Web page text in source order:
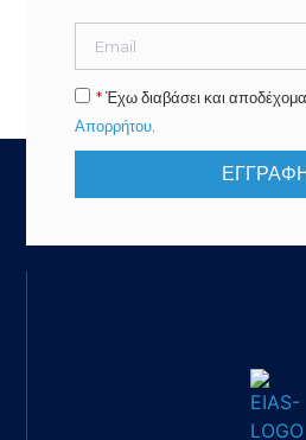
*Έχω διαβάσει και
Απορρήτου.